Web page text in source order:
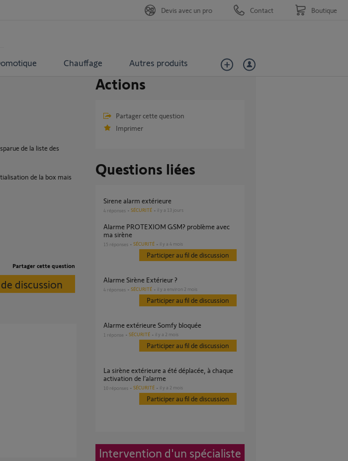
Chauffage Autres produits
Devis avec un pro Contact Boutique
de la liste des
de la box mais
Partager cette question
discussion
Actions
Partager cette question
Imprimer
Questions liées
Sirene alarm extérieure
4 réponses SÉCURITÉ il y a 13 jours
Alarme PROTEXIOM GSM? problème avec
ma sirène
15 réponses SÉCURITÉ il y a 4 mois
Participer au fil de discussion
Alarme Sirène Extérieur ?
4 réponses SÉCURITÉ il y a environ 2 mois
Participer au fil de discussion
Alarme extérieure Somfy bloquée
1 réponse SÉCURITÉ il y a 2 mois
Participer au fil de discussion
La sirène extérieure a été déplacée, à chaque
activation de l’alarme
10 réponses SÉCURITÉ il y a 2 mois
Participer au fil de discussion
Intervention d'un spécialiste